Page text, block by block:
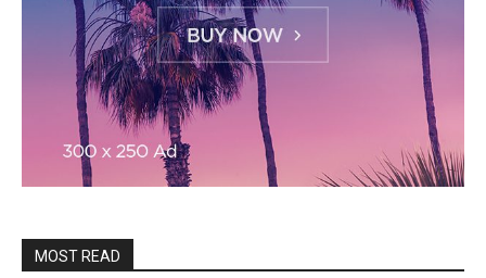
MOST READ